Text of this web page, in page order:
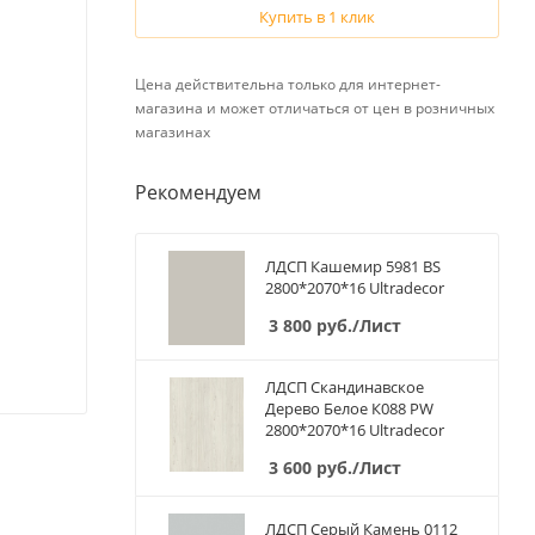
Купить в 1 клик
Цена действительна только для интернет-
магазина и может отличаться от цен в розничных
магазинах
Рекомендуем
ЛДСП Кашемир 5981 BS
2800*2070*16 Ultradecor
3 800 руб./Лист
ЛДСП Скандинавское
Дерево Белое К088 PW
2800*2070*16 Ultradecor
3 600 руб./Лист
ЛДСП Серый Камень 0112